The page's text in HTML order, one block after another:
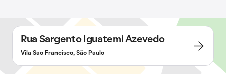
Rua Sargento Iguatemi Azevedo
Vila Sao Francisco, São Paulo